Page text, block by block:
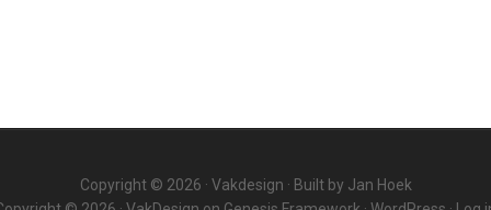
Copyright © 2026 · Vakdesign · Built by Jan Hoek